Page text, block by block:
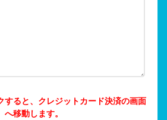
すると、クレジットカード決済の画面
へ移動します。